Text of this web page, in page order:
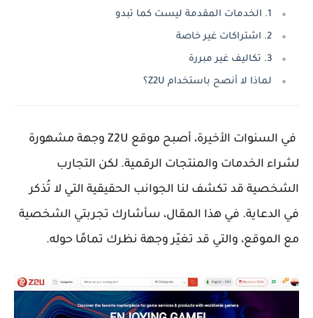
1. الخدمات المقدمة ليست كما تبدو
2. اشتراكات غير خاصة
3. تكاليف غير مبررة
لماذا لا أنصح باستخدام Z2U؟
في السنوات الأخيرة، أصبح موقع Z2U وجهة مشهورة
لشراء الخدمات والمنتجات الرقمية. لكن التجارب
الشخصية قد تكشف لنا الجوانب الحقيقية التي لا تُذكر
في الدعاية. في هذا المقال، سأشارك تجربتي الشخصية
مع الموقع، والتي قد تغيّر وجهة نظرك تمامًا حوله.